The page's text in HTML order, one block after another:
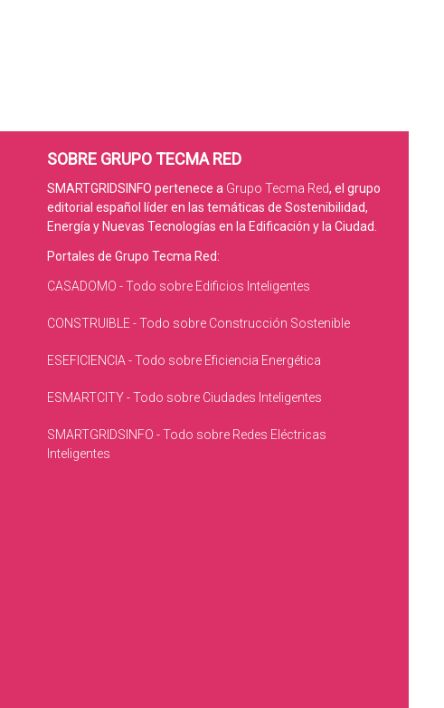
SOBRE GRUPO TECMA RED
SMARTGRIDSINFO pertenece a Grupo Tecma Red, el grupo
editorial español líder en las temáticas de Sostenibilidad,
Energía y Nuevas Tecnologías en la Edificación y la Ciudad.
Portales de Grupo Tecma Red:
CASADOMO - Todo sobre Edificios Inteligentes
CONSTRUIBLE - Todo sobre Construcción Sostenible
ESEFICIENCIA - Todo sobre Eficiencia Energética
ESMARTCITY - Todo sobre Ciudades Inteligentes
SMARTGRIDSINFO - Todo sobre Redes Eléctricas
Inteligentes